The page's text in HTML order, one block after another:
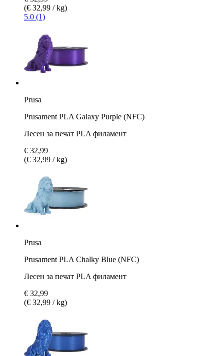
(€ 32,99 / kg)
5.0 (1)
Prusa
Prusament PLA Galaxy Purple (NFC)
Лесен за печат PLA филамент
€ 32,99
(€ 32,99 / kg)
Prusa
Prusament PLA Chalky Blue (NFC)
Лесен за печат PLA филамент
€ 32,99
(€ 32,99 / kg)